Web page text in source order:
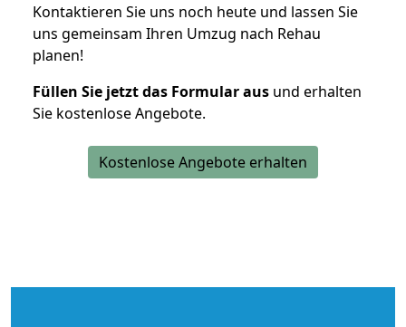
Kontaktieren Sie uns noch heute und lassen Sie
uns gemeinsam Ihren Umzug nach Rehau
planen!
Füllen Sie jetzt das Formular aus und erhalten
Sie kostenlose Angebote.
Kostenlose Angebote erhalten